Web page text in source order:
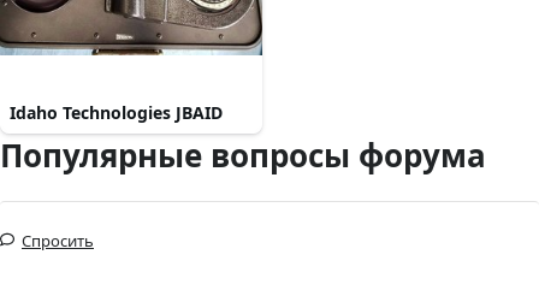
Idaho Technologies JBAID
Популярные вопросы форума
Спросить